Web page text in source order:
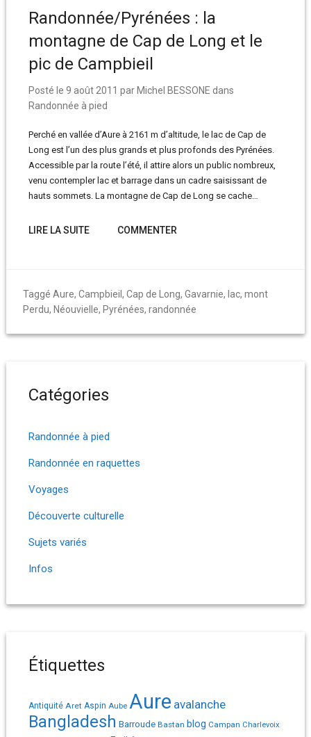
Randonnée/Pyrénées : la
montagne de Cap de Long et le
pic de Campbieil
Posté le 9 août 2011 par Michel BESSONE dans
Randonnée à pied
Perché en vallée d’Aure à 2161 m d’altitude, le lac de Cap de
Long est l’un des plus grands et plus profonds des Pyrénées.
Accessible par la route l’été, il attire alors un public nombreux,
venu contempler lac et barrage dans un cadre saisissant de
hauts sommets. La montagne de Cap de Long se cache…
LIRE LA SUITE COMMENTER
Taggé Aure, Campbieil , Cap de Long, Gavarnie, lac, mont
Perdu, Néouvielle, Pyrénées, randonnée
Catégories
Randonnée à pied
Randonnée en raquettes
Voyages
Découverte culturelle
Sujets variés
Infos
Étiquettes
Antiquité Aret Aspin Aube Aure avalanche
Bangladesh Barroude Bastan blog Campan Charlevoix